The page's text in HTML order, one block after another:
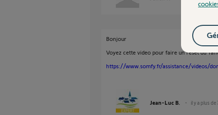
Bonjour
Voyez cette video pour faire un reset du
https://www.somfy.fr/assistance/videos/
Jean-Luc B. il y a plus de